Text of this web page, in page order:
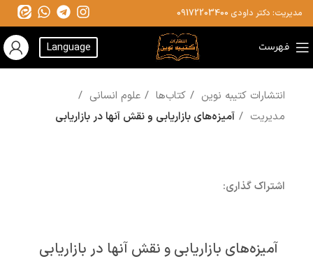
مدیریت: دکتر داودی 09172203400
فهرست Language
انتشارات کتیبه نوین کتاب‌ها
علوم انسانی
مدیریت
آمیزه‌های بازاریابی و نقش آنها در بازاریابی
اشتراک گذاری:
آمیزه‌های بازاریابی و نقش آنها در بازاریابی